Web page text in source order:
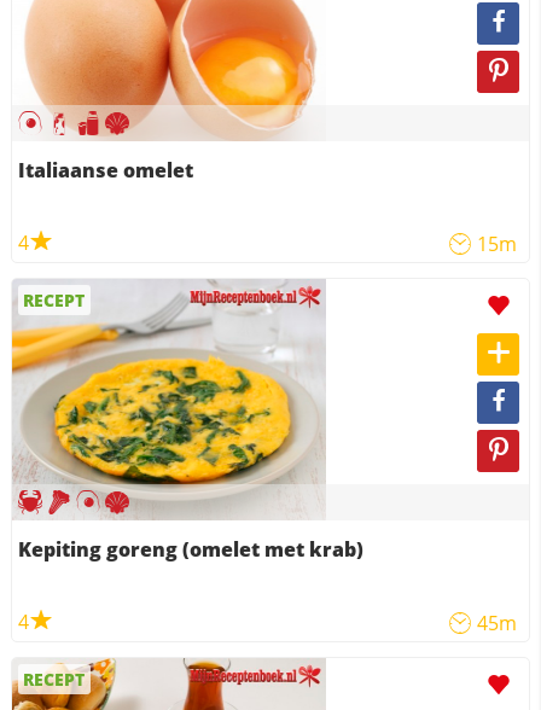
Italiaanse omelet
4 15m
RECEPT
Kepiting goreng (omelet met krab)
4 45m
RECEPT